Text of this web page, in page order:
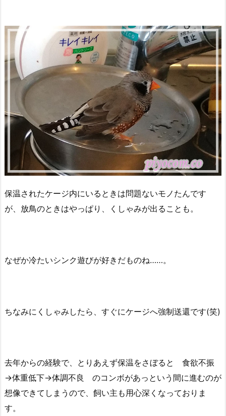
保温されたケージ内にいるときは問題ないモノたんです
が、放鳥のときはやっぱり、くしゃみが出ることも。
なぜか冷たいシンク遊びが好きだものね……。
ちなみにくしゃみしたら、すぐにケージへ強制送還です(笑)
去年からの経験で、とりあえず保温をさぼると 食欲不振
→体重低下→体調不良 のコンボがあっという間に進むのが
想像できてしまうので、飼い主も用心深くなっておりま
す。